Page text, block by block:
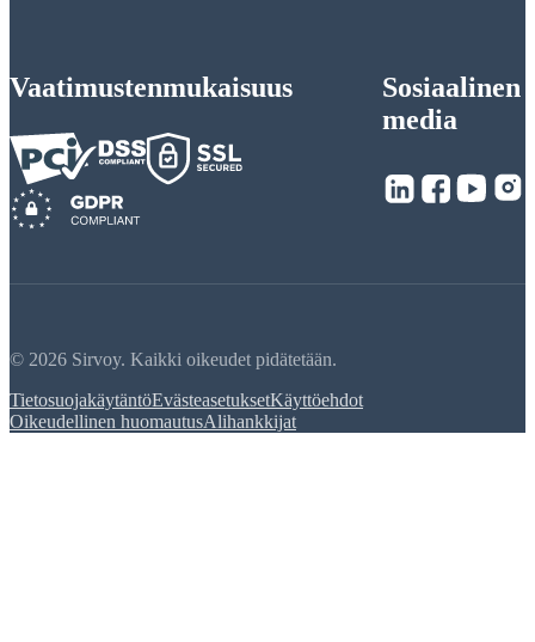
Vaatimustenmukaisuus
Sosiaalinen
media
© 2026 Sirvoy. Kaikki oikeudet pidätetään.
TietosuojakäytäntöEvästeasetuksetKäyttöehdot
Oikeudellinen huomautusAlihankkijat